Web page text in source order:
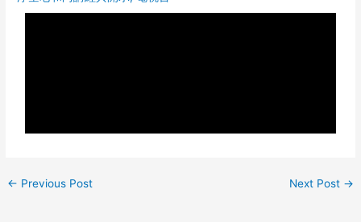
← Previous Post Next Post →